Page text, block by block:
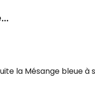
la Mésange bleue à